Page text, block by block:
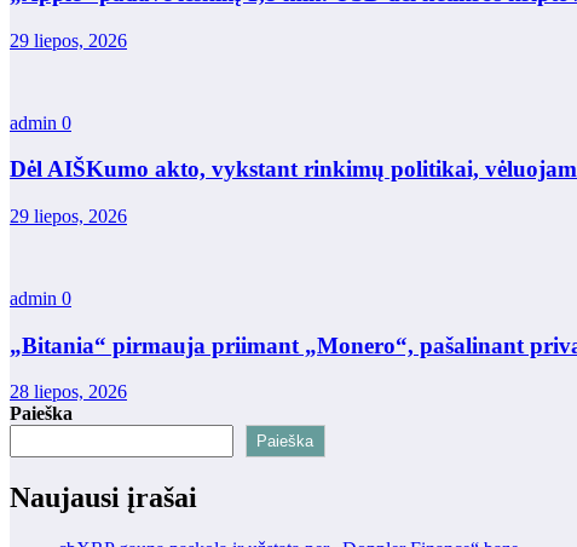
29 liepos, 2026
admin 0
Dėl AIŠKumo akto, vykstant rinkimų politikai,
29 liepos, 2026
admin 0
„Bitania“ pirmauja priimant „Monero“, pašalinant
28 liepos, 2026
Paieška
Paieška
Naujausi įrašai